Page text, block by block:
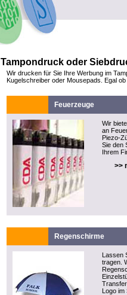
Tampondruck oder
Wir drucken für Sie Ihre Werbung im
Kugelschreiber oder Mousepads. Egal
Feuerzeuge
Wir
an
Piezo-
Sie den
Ihrem
>>
Regenschirme
Lassen
tragen.
Logo im